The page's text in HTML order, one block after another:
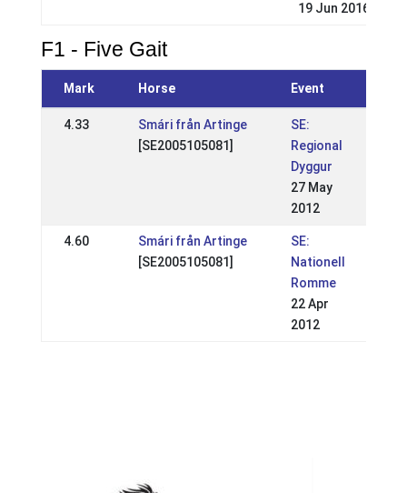
19 Jun 2016
F1 - Five Gait
Mark Horse Event
4.33
Smári från Artinge
[SE2005105081]
SE:
Regional
Dyggur
27 May
2012
4.60
Smári från Artinge
[SE2005105081]
SE:
Nationell
Romme
22 Apr
2012